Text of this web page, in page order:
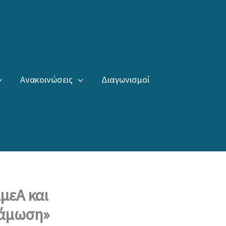
Ανακοινώσεις Διαγωνισμοί
και